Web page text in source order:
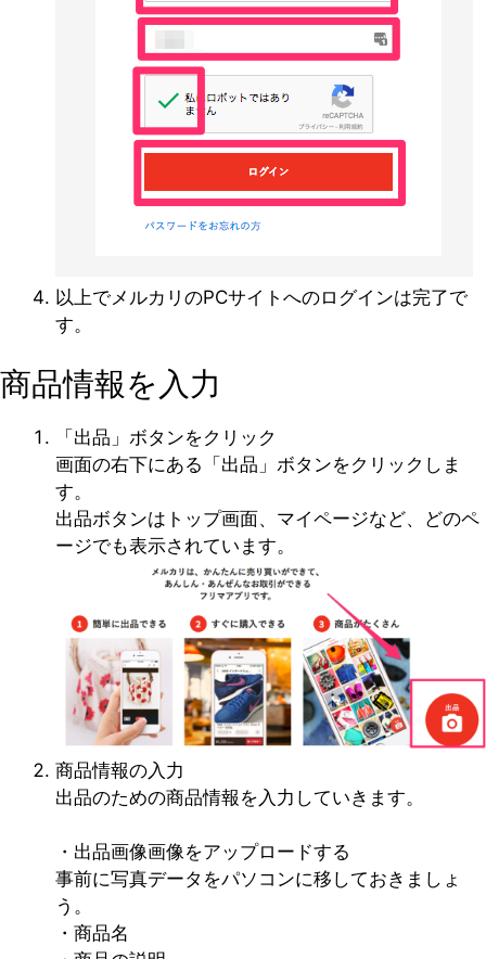
以上でメルカリのPCサイトへのログインは完了で
す。
商品情報を入力
「出品」ボタンをクリック
画面の右下にある「出品」ボタンをクリックしま
す。
出品ボタンはトップ画面、マイページなど、どのペ
ージでも表示されています。
商品情報の入力
出品のための商品情報を入力していきます。
・出品画像画像をアップロードする
事前に写真データをパソコンに移しておきましょ
う。
・商品名